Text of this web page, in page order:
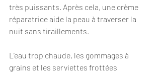
très puissants. Après cela, une crème
réparatrice aide la peau à traverser la
nuit sans tiraillements.
L’eau trop chaude, les gommages à
grains et les serviettes frottées